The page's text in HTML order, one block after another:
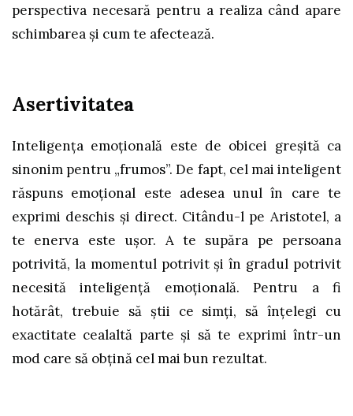
perspectiva necesară pentru a realiza când apare
schimbarea și cum te afectează.
Asertivitatea
Inteligența emoțională este de obicei greșită ca
sinonim pentru „frumos”. De fapt, cel mai inteligent
răspuns emoțional este adesea unul în care te
exprimi deschis și direct. Citându-l pe Aristotel, a
te enerva este ușor. A te supăra pe persoana
potrivită, la momentul potrivit și în gradul potrivit
necesită inteligență emoțională. Pentru a fi
hotărât, trebuie să știi ce simți, să înțelegi cu
exactitate cealaltă parte și să te exprimi într-un
mod care să obțină cel mai bun rezultat.